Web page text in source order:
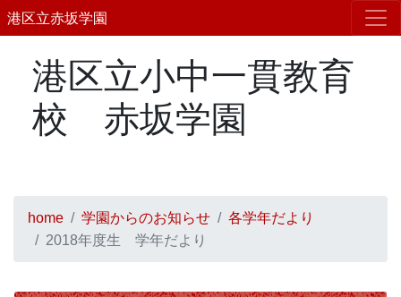
港区立赤坂学園
港区立小中一貫教育
校 赤坂学園
home 学園からのお知らせ
各学年だより
2018年度生 学年だより